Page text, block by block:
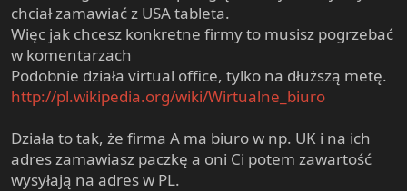
chciał zamawiać z USA tableta.
Więc jak chcesz konkretne firmy to musisz pogrzebać
w komentarzach
Podobnie działa virtual office, tylko na dłuższą metę.
http://pl.wikipedia.org/wiki/Wirtualne_biuro
Działa to tak, że firma A ma biuro w np. UK i na ich
adres zamawiasz paczkę a oni Ci potem zawartość
wysyłają na adres w PL.